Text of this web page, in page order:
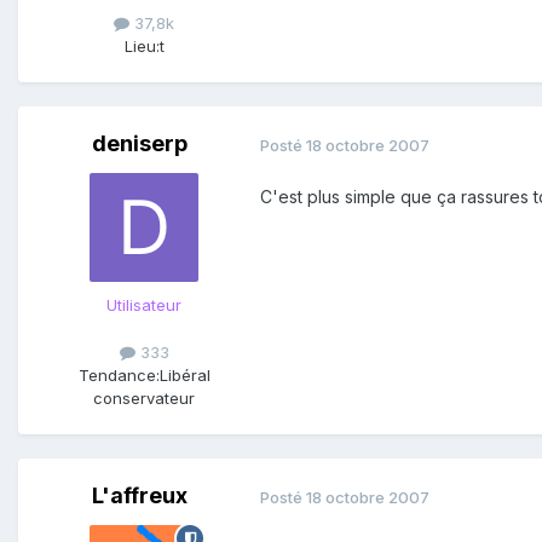
37,8k
Lieu:t
deniserp
Utilisateur
333
Tendance:Libéral
conservateur
Posté 18 octobre 2007
C'est plus simple que ça rassures
L'affreux Posté 18 octobre 2007